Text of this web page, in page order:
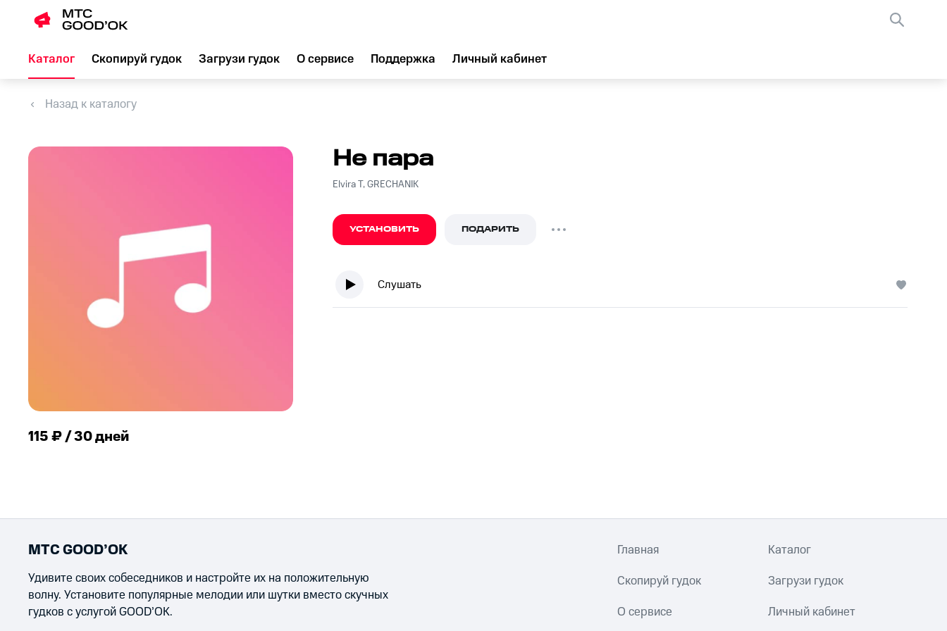
Каталог Скопируй гудок Загрузи гудок О сервисе Поддержка Личный кабинет
Назад к каталогу
115 ₽ / 30 дней
Не пара
Elvira T, GRECHANIK
УСТАНОВИТЬ ПОДАРИТЬ
Слушать
МТС GOOD’OK
Удивите своих собеседников и настройте их на положительную
волну. Установите популярные мелодии или шутки вместо скучных
гудков с услугой GOOD’OK.
Главная Каталог
Скопируй гудок Загрузи гудок
О сервисе Личный кабинет